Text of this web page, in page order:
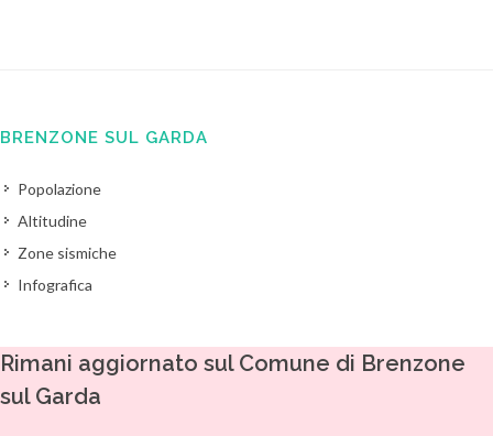
BRENZONE SUL GARDA
Popolazione
Altitudine
Zone sismiche
Infografica
Rimani aggiornato sul Comune di Brenzone
sul Garda